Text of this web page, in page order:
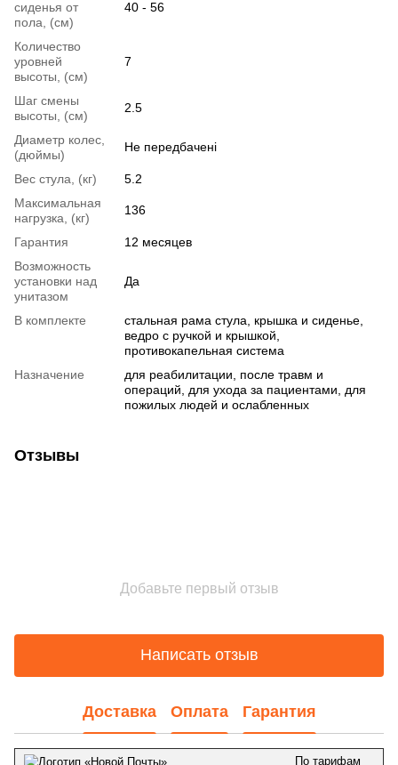
сиденья от
пола, (см)
40 - 56
Количество
уровней
высоты, (см)
7
Шаг смены
высоты, (см)
2.5
Диаметр колес,
(дюймы)
Не передбачені
Вес стула, (кг)
5.2
Максимальная
нагрузка, (кг)
136
Гарантия
12 месяцев
Возможность
установки над
унитазом
Да
В комплекте
стальная рама стула, крышка и сиденье,
ведро с ручкой и крышкой,
противокапельная система
Назначение
для реабилитации
после травм и
операций
для ухода за пациентами
для
пожилых людей и ослабленных
Отзывы
Добавьте первый отзыв
Написать отзыв
Доставка Оплата Гарантия
По тарифам